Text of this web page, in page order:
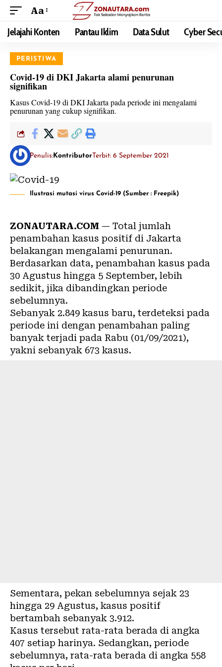
Aa
Jelajahi Konten Pantau Iklim Data Sulut Cyber
PERISTIWA
Covid-19 di DKI Jakarta alami penurunan
signifikan
Kasus Covid-19 di DKI Jakarta pada periode ini mengalami
penurunan yang cukup signifikan.
Penulis: KontributorTerbit: 6 September 2021
Ilustrasi mutasi virus Covid-19 (Sumber : Freepik)
ZONAUTARA.COM — Total jumlah
penambahan kasus positif di Jakarta
belakangan mengalami penurunan.
Berdasarkan data, penambahan kasus pada
30 Agustus hingga 5 September, lebih
sedikit, jika dibandingkan periode
sebelumnya.
Sebanyak 2.849 kasus baru, terdeteksi pada
periode ini dengan penambahan paling
banyak terjadi pada Rabu (01/09/2021),
yakni sebanyak 673 kasus.
Sementara, pekan sebelumnya sejak 23
hingga 29 Agustus, kasus positif
bertambah sebanyak 3.912.
Kasus tersebut rata-rata berada di angka
407 setiap harinya. Sedangkan, periode
sebelumnya, rata-rata berada di angka 558